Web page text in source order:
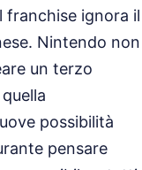
franchise ignora il
Nintendo non
un terzo
possibilità
pensare